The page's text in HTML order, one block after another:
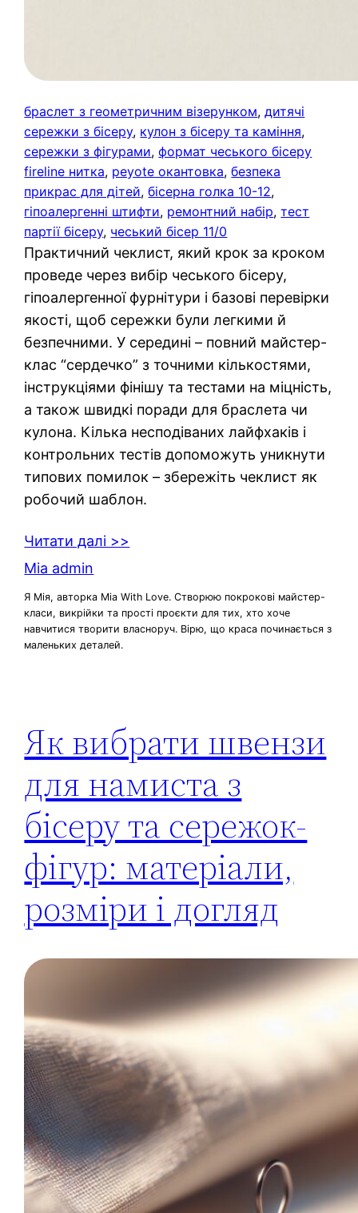
браслет з геометричним візерунком, дитячі
сережки з бісеру, кулон з бісеру та каміння
сережки з фігурами, формат чеського бісеру
fireline нитка, peyote окантовка, безпека
прикрас для дітей, бісерна голка 10-12
гіпоалергенні штифти, ремонтний набір, тест
партії бісеру, чеський бісер 11/0
Практичний чеклист, який крок за кроком
проведе через вибір чеського бісеру,
гіпоалергенної фурнітури і базові перевірки
якості, щоб сережки були легкими й
безпечними. У середині – повний майстер-
клас “сердечко” з точними кількостями,
інструкціями фінішу та тестами на міцність,
а також швидкі поради для браслета чи
кулона. Кілька несподіваних лайфхаків і
контрольних тестів допоможуть уникнути
типових помилок – збережіть чеклист як
робочий шаблон.
Читати далі >>
Mia admin
Я Мія, авторка Mia With Love. Створюю покрокові майстер-
класи, викрійки та прості проєкти для тих, хто хоче
навчитися творити власноруч. Вірю, що краса починається з
маленьких деталей.
Як вибрати швензи
для намиста з
бісеру та сережок-
фігур: матеріали,
розміри і догляд